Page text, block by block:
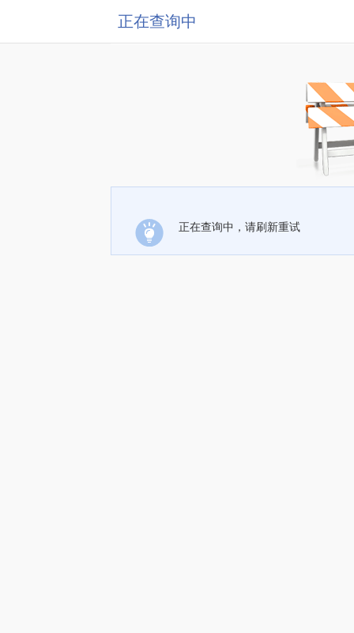
正在查询中
正在查询中，请刷新重试